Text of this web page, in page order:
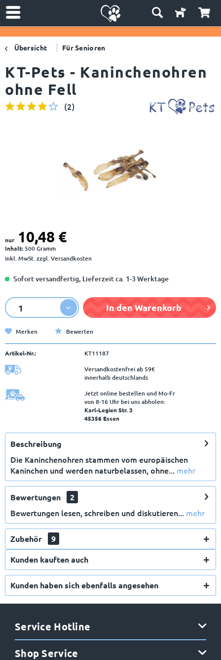
Übersicht Für Senioren
KT-Pets - Kaninchenohren
ohne Fell
(2)
nur 10,48 €
Inhalt:500 Gramm
inkl. MwSt.zzgl. Versandkosten
Sofort versandfertig, Lieferzeit ca. 1-3 Werktage
In den Warenkorb
Merken Bewerten
Artikel-Nr.:
KT11187
Versandkostenfrei ab 59€
innerhalb deutschlands
Jetzt online bestellen und Mo-Fr
von 8‑16 Uhr bei uns abholen:
Karl-Legien Str. 3
45356 Essen
Beschreibung
Die Kaninchenohren stammen vom europäischen
Kaninchen und werden naturbelassen, ohne... mehr
Bewertungen 2
Bewertungen lesen, schreiben und diskutieren... mehr
Zubehör
9
Kunden kauften auch
Kunden haben sich ebenfalls angesehen
E-Mail
Service Hotline
Shop Service